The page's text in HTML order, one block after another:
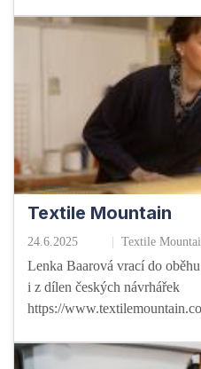
Textile Mountain
24.6.2025 Textile
Lenka Baarová vrací do
i z dílen českých návrhářek
https://